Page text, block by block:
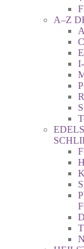
A–Z
R
S